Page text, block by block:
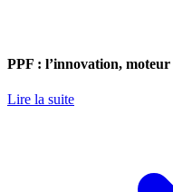
PPF : l’innovation,
Lire la suite